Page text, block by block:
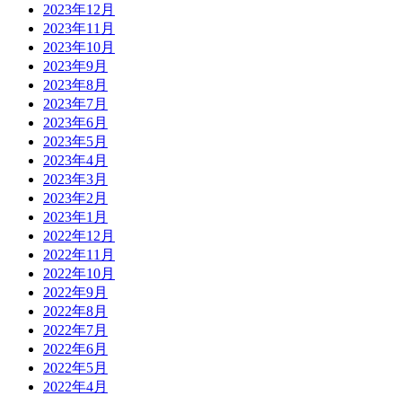
2023年12月
2023年11月
2023年10月
2023年9月
2023年8月
2023年7月
2023年6月
2023年5月
2023年4月
2023年3月
2023年2月
2023年1月
2022年12月
2022年11月
2022年10月
2022年9月
2022年8月
2022年7月
2022年6月
2022年5月
2022年4月